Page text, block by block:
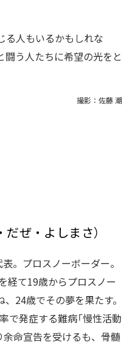
る人もいるかもしれな
う人たちに希望の光をと
撮影：佐藤 潮
ぜ・よしまさ）
。プロスノーボーダー。
経て19歳からプロスノー
24歳でその夢を果たす。
で発症する難病「慢性活動
余命宣告を受けるも、骨髄